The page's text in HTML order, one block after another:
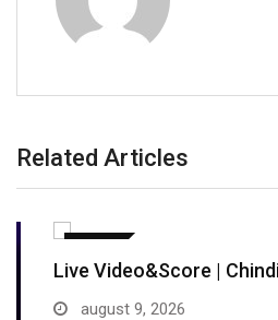
Related Articles
Live Video&Score | Chindia
august 9, 2026